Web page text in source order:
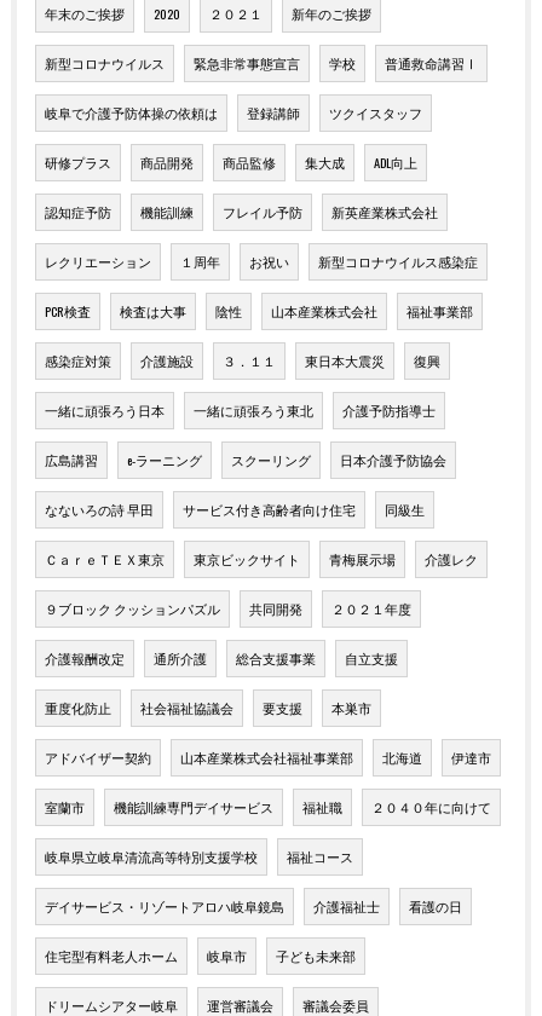
年末のご挨拶 2020 ２０２１ 新年のご挨拶
新型コロナウイルス 緊急非常事態宣言 学校 普通救命講習Ⅰ
岐阜で介護予防体操の依頼は 登録講師 ツクイスタッフ
研修プラス 商品開発 商品監修 集大成 ADL向上
認知症予防 機能訓練 フレイル予防 新英産業株式会社
レクリエーション １周年 お祝い 新型コロナウイルス感染症
PCR検査 検査は大事 陰性 山本産業株式会社 福祉事業部
感染症対策 介護施設 ３．１１ 東日本大震災 復興
一緒に頑張ろう日本 一緒に頑張ろう東北 介護予防指導士
広島講習 e-ラーニング スクーリング 日本介護予防協会
なないろの詩 早田 サービス付き高齢者向け住宅 同級生
ＣａｒｅＴＥＸ東京 東京ビックサイト 青梅展示場 介護レク
９ブロック クッションパズル 共同開発 ２０２１年度
介護報酬改定 通所介護 総合支援事業 自立支援
重度化防止 社会福祉協議会 要支援 本巣市
アドバイザー契約 山本産業株式会社福祉事業部 北海道 伊達市
室蘭市 機能訓練専門デイサービス 福祉職 ２０４０年に向けて
岐阜県立岐阜清流高等特別支援学校 福祉コース
デイサービス・リゾートアロハ岐阜鏡島 介護福祉士 看護の日
住宅型有料老人ホーム 岐阜市 子ども未来部
ドリームシアター岐阜 運営審議会 審議会委員